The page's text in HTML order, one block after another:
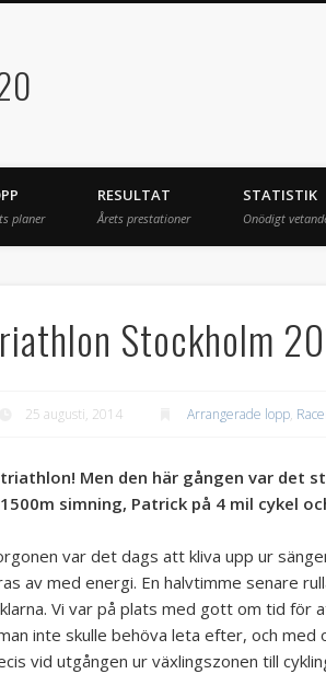
planer
RESULTAT
Årets prestationer
STATISTIK
Onödigt
Stockholm
25 augusti, 2014 Arrangerade lopp,
Men den här gången var det
simning, Patrick på 4 mil cykel
var det dags att kliva upp ur
av med energi. En halvtimme senare
Vi var på plats med gott om tid för
inte skulle behöva leta efter, och
vid utgången ur växlingszonen till